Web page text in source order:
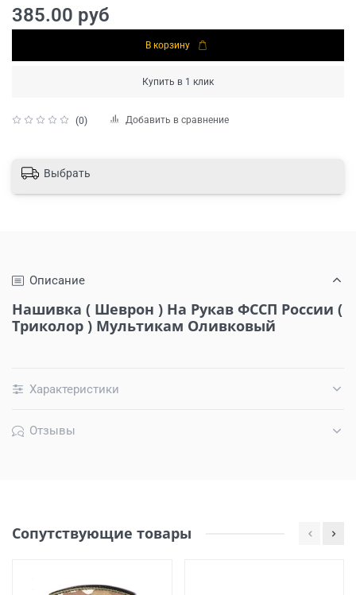
(0) Добавить в сравнение
385.00 руб
В корзину
Купить в 1 клик
Выбрать
Описание
Нашивка ( Шеврон ) На Рукав ФССП России (
Триколор ) Мультикам Оливковый
Характеристики
Отзывы
Сопутствующие товары